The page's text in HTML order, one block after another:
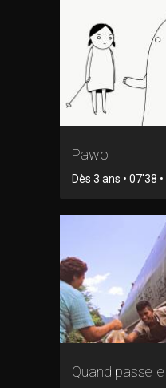
Pawo
Dès 3 ans • 07'38
Quand passe